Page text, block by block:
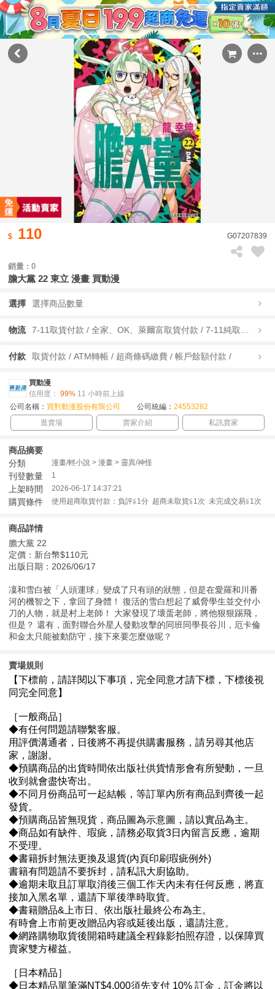
110 G07207839
銷量 : 0
膽大黨 22 東立 漫畫 買動漫
選擇 選擇商品數量
物流
付款 取貨付款 / ATM轉帳 / 超商條碼繳費 / 帳戶餘額付款 /
買動漫
信用度： 99% 11 小時前上線
公司名稱： 買對動漫股份有限公司 公司統編： 24553282
逛賣場
賣家介紹 私訊賣家
商品摘要
分類
漫畫/輕小說 > 漫畫 > 靈異/神怪
刊登數量 1
上架時間 2026-06-17 14:37:21
購買條件 使用超商取貨付款：負評≦1分 超商未取貨≦1次 未完成交易≦1次
商品詳情
膽大黨 22
定價：新台幣$110元
出版日期：2026/06/17
凜和雪白被「人頭運球」變成了只有頭的狀態，但是在愛羅和川番
河的機智之下，拿回了身體！ 復活的雪白想起了威脅學生並交付小
刀的人物，就是村上老師！ 大家發現了壞蛋老師，將他狠狠踢飛，
但是？ 還有，面對聯合外星人發動攻擊的同班同學長谷川，厄卡倫
和金太只能被動防守，接下來要怎麼做呢？
賣場規則